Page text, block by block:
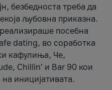
безбедноста треба да
љубовна приказна.
посебна
dating, во соработка
кафулиња, Че,
Chillin’ и Bar 90 кои
иницијативата.